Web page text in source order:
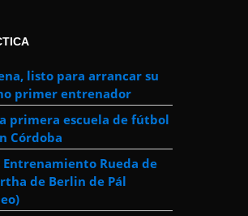
listo para arrancar su
primer entrenador
primera escuela de fútbol
Córdoba
Entrenamiento Rueda de
de Berlin de Pál